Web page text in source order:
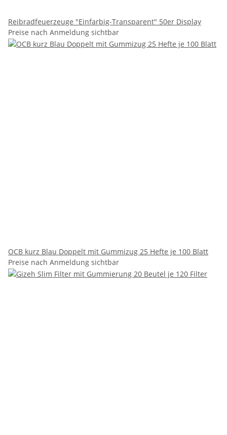
Reibradfeuerzeuge "Einfarbig-Transparent" 50er Display
Preise nach Anmeldung sichtbar
OCB kurz Blau Doppelt mit Gummizug 25 Hefte je 100 Blatt
Preise nach Anmeldung sichtbar